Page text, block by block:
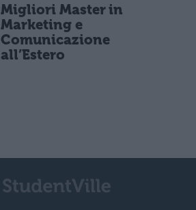
Migliori Master in
Marketing e
Comunicazione
all’Estero